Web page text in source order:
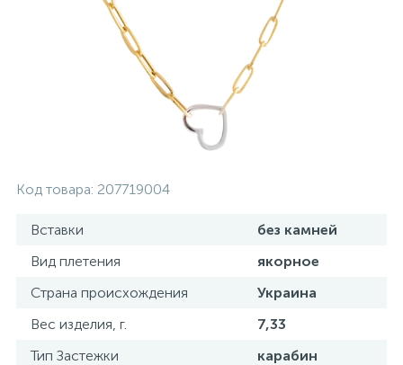
Код товара: 207719004
Вставки
без камней
Вид плетения
якорное
Страна происхождения
Украина
Вес изделия, г.
7,33
Тип Застежки
карабин
Серебряные колье
Серебряные цепочки